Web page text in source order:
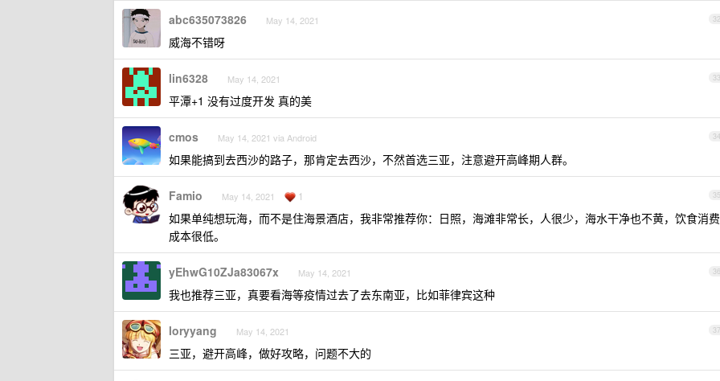
32
abc635073826 May 14, 2021
威海不错呀
33
lin6328 May 14, 2021
平潭+1 没有过度开发 真的美
34
cmos May 14, 2021 via Android
如果能搞到去西沙的路子，那肯定去西沙，不然首选三亚，注意避开高峰期人群。
35
Famio May 14, 2021 1
如果单纯想玩海，而不是住海景酒店，我非常推荐你：日照，海滩非常长，人很少，海水干净也不黄，饮食消费
成本很低。
36
yEhwG10ZJa83067x May 14, 2021
我也推荐三亚，真要看海等疫情过去了去东南亚，比如菲律宾这种
37
loryyang May 14, 2021
三亚，避开高峰，做好攻略，问题不大的